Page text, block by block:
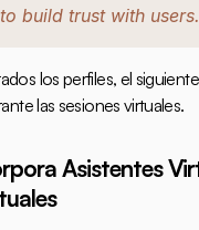
build trust with
los perfiles, el
las sesiones virtuales.
Asistentes